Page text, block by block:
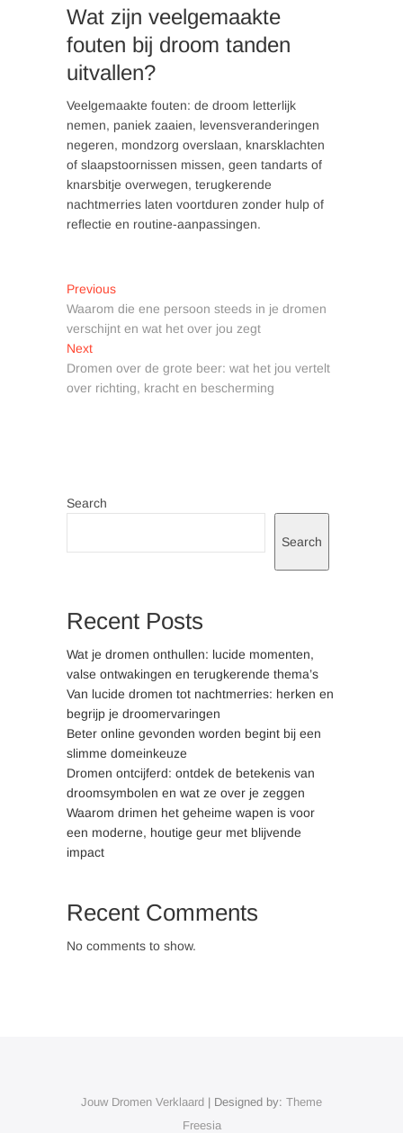
Wat zijn veelgemaakte
fouten bij droom tanden
uitvallen?
Veelgemaakte fouten: de droom letterlijk
nemen, paniek zaaien, levensveranderingen
negeren, mondzorg overslaan, knarsklachten
of slaapstoornissen missen, geen tandarts of
knarsbitje overwegen, terugkerende
nachtmerries laten voortduren zonder hulp of
reflectie en routine-aanpassingen.
Post
navigation
PreviousPrevious
post:
Waarom die ene persoon steeds in je dromen
verschijnt en wat het over jou zegt
NextNext
post:
Dromen over de grote beer: wat het jou vertelt
over richting, kracht en bescherming
Search
Search
Recent Posts
Wat je dromen onthullen: lucide momenten,
valse ontwakingen en terugkerende thema’s
Van lucide dromen tot nachtmerries: herken en
begrijp je droomervaringen
Beter online gevonden worden begint bij een
slimme domeinkeuze
Dromen ontcijferd: ontdek de betekenis van
droomsymbolen en wat ze over je zeggen
Waarom drimen het geheime wapen is voor
een moderne, houtige geur met blijvende
impact
Recent Comments
No comments to show.
Jouw Dromen Verklaard | Designed by: Theme
Freesia